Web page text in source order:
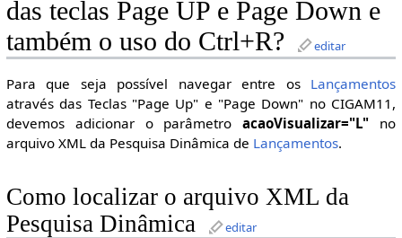
das teclas Page UP e Page Down e
também o uso do Ctrl+R?
editar
Para que seja possível navegar entre os Lançamentos
através das Teclas "Page Up" e "Page Down" no CIGAM11,
devemos adicionar o parâmetroacaoVisualizar="L" no
arquivo XML da Pesquisa Dinâmica de Lançamentos.
Como localizar o arquivo XML da
Pesquisa Dinâmica
editar